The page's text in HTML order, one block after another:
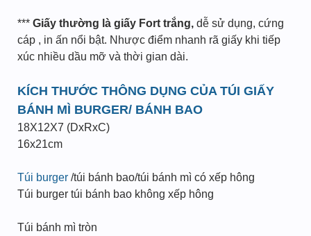
*** Giấy thường là giấy Fort trắng, dễ sử dụng, cứng
cáp , in ấn nổi bật. Nhược điểm nhanh rã giấy khi tiếp
xúc nhiều dầu mỡ và thời gian dài.
KÍCH THƯỚC THÔNG DỤNG CỦA TÚI GIẤY
BÁNH MÌ BURGER/ BÁNH BAO
18X12X7 (DxRxC)
16x21cm
Túi burger /túi bánh bao/túi bánh mì có xếp hông
Túi burger túi bánh bao không xếp hông
Túi bánh mì tròn